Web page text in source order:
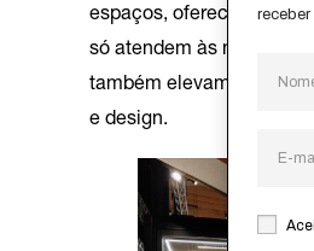
espaços, oferecendo
só atendem às
também elevam os
e design.